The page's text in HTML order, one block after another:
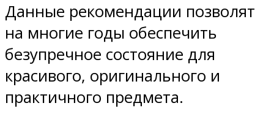
Данные рекомендации позволят
на многие годы обеспечить
безупречное состояние для
красивого, оригинального и
практичного предмета.